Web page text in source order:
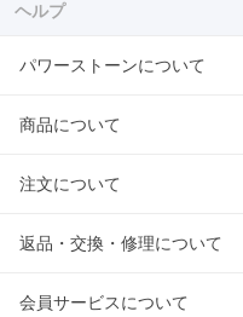
ヘルプ
パワーストーンについて
商品について
注文について
返品・交換・修理について
会員サービスについて